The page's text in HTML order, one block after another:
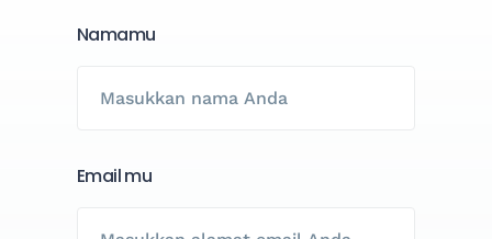
Namamu
Email mu